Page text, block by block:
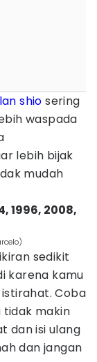
shio sering
waspada
lebih bijak
mudah
1996, 2008,
sedikit
karena kamu
Coba
tidak makin
dan isi ulang
dan jangan